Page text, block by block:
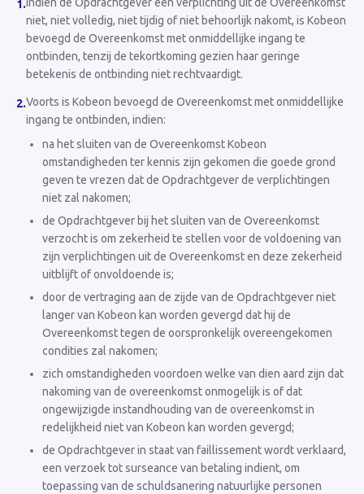
1 .
niet, niet volledig, niet tijdig of niet behoorlijk nakomt, is Kobeon
bevoegd de Overeenkomst met onmiddellijke ingang te
ontbinden, tenzij de tekortkoming gezien haar geringe
betekenis de ontbinding niet rechtvaardigt.
2.Voorts is Kobeon bevoegd de Overeenkomst met onmiddellijke
ingang te ontbinden, indien:
na het sluiten van de Overeenkomst Kobeon
omstandigheden ter kennis zijn gekomen die goede grond
geven te vrezen dat de Opdrachtgever de verplichtingen
niet zal nakomen;
de Opdrachtgever bij het sluiten van de Overeenkomst
verzocht is om zekerheid te stellen voor de voldoening van
zijn verplichtingen uit de Overeenkomst en deze zekerheid
uitblijft of onvoldoende is;
door de vertraging aan de zijde van de Opdrachtgever niet
langer van Kobeon kan worden gevergd dat hij de
Overeenkomst tegen de oorspronkelijk overeengekomen
condities zal nakomen;
zich omstandigheden voordoen welke van dien aard zijn dat
nakoming van de overeenkomst onmogelijk is of dat
ongewijzigde instandhouding van de overeenkomst in
redelijkheid niet van Kobeon kan worden gevergd;
de Opdrachtgever in staat van faillissement wordt verklaard,
een verzoek tot surseance van betaling indient, om
toepassing van de schuldsanering natuurlijke personen